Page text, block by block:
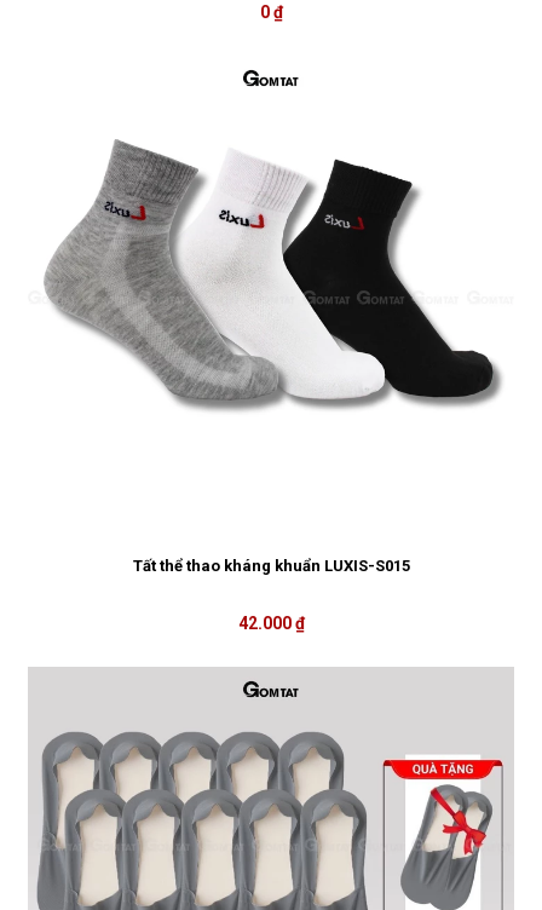
0 ₫
Tất thể thao kháng khuẩn LUXIS-S015
42.000 ₫